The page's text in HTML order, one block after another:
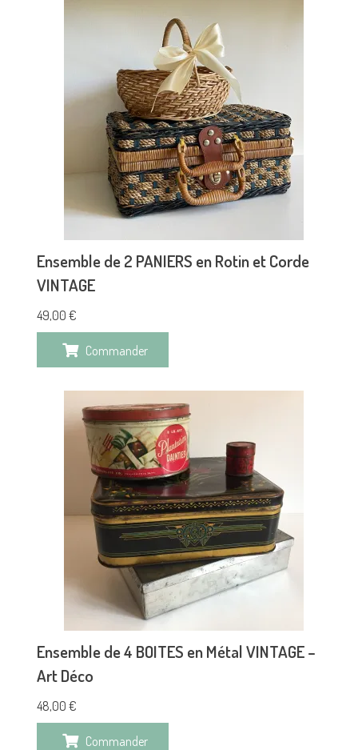
Ensemble de 2 PANIERS en Rotin et Corde
VINTAGE
49,00 €
Commander
Ensemble de 4 BOITES en Métal VINTAGE –
Art Déco
48,00 €
Commander